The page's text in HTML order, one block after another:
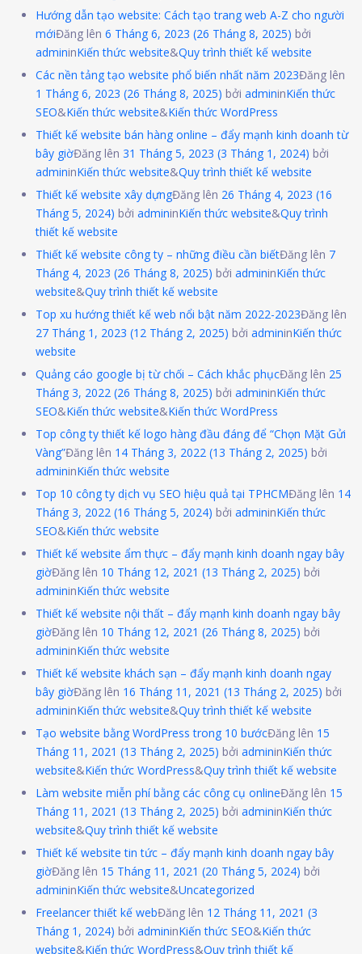
Hướng dẫn tạo website: Cách tạo trang web A-Z cho người
mớiĐăng lên 6 Tháng 6, 2023 (26 Tháng 8, 2025) bởi
admininKiến thức website&Quy trình thiết kế website
Các nền tảng tạo website phổ biến nhất năm 2023Đăng lên
1 Tháng 6, 2023 (26 Tháng 8, 2025) bởi admininKiến thức
SEO&Kiến thức website&Kiến thức WordPress
Thiết kế website bán hàng online – đẩy mạnh kinh doanh từ
bây giờĐăng lên 31 Tháng 5, 2023 (3 Tháng 1, 2024) bởi
admininKiến thức website&Quy trình thiết kế website
Thiết kế website xây dựngĐăng lên 26 Tháng 4, 2023 (16
Tháng 5, 2024) bởi admininKiến thức website&Quy trình
thiết kế website
Thiết kế website công ty – những điều cần biếtĐăng lên 7
Tháng 4, 2023 (26 Tháng 8, 2025) bởi admininKiến thức
website&Quy trình thiết kế website
Top xu hướng thiết kế web nổi bật năm 2022-2023Đăng lên
27 Tháng 1, 2023 (12 Tháng 2, 2025) bởi admininKiến thức
website
Quảng cáo google bị từ chối – Cách khắc phụcĐăng lên 25
Tháng 3, 2022 (26 Tháng 8, 2025) bởi admininKiến thức
SEO&Kiến thức website&Kiến thức WordPress
Top công ty thiết kế logo hàng đầu đáng để “Chọn Mặt Gửi
Vàng”Đăng lên 14 Tháng 3, 2022 (13 Tháng 2, 2025) bởi
admininKiến thức website
Top 10 công ty dịch vụ SEO hiệu quả tại TPHCMĐăng lên 14
Tháng 3, 2022 (16 Tháng 5, 2024) bởi admininKiến thức
SEO&Kiến thức website
Thiết kế website ẩm thực – đẩy mạnh kinh doanh ngay bây
giờĐăng lên 10 Tháng 12, 2021 (13 Tháng 2, 2025) bởi
admininKiến thức website
Thiết kế website nội thất – đẩy mạnh kinh doanh ngay bây
giờĐăng lên 10 Tháng 12, 2021 (26 Tháng 8, 2025) bởi
admininKiến thức website
Thiết kế website khách sạn – đẩy mạnh kinh doanh ngay
bây giờĐăng lên 16 Tháng 11, 2021 (13 Tháng 2, 2025) bởi
admininKiến thức website&Quy trình thiết kế website
Tạo website bằng WordPress trong 10 bướcĐăng lên 15
Tháng 11, 2021 (13 Tháng 2, 2025) bởi admininKiến thức
website&Kiến thức WordPress&Quy trình thiết kế website
Làm website miễn phí bằng các công cụ onlineĐăng lên 15
Tháng 11, 2021 (13 Tháng 2, 2025) bởi admininKiến thức
website&Quy trình thiết kế website
Thiết kế website tin tức – đẩy mạnh kinh doanh ngay bây
giờĐăng lên 15 Tháng 11, 2021 (20 Tháng 5, 2024) bởi
admininKiến thức website&Uncategorized
Freelancer thiết kế webĐăng lên 12 Tháng 11, 2021 (3
Tháng 1, 2024) bởi admininKiến thức SEO&Kiến thức
website&Kiến thức WordPress&Quy trình thiết kế